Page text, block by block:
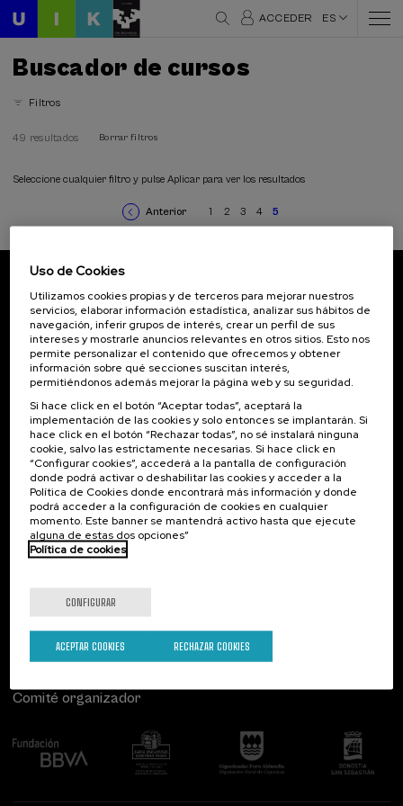
ACCEDER ES
Buscador de cursos
Filtros
Arquitectura y Urbanismo (2)
Derecho (8)
Economía y Empresa (6)
Educación (2)
Envejecimiento (2)
Filosofia (1)
Historia (8)
Igualdad (3)
Lingüística y Literatura (4)
Psicología (4)
Salud (11)
Sociedad (20)
Sostenibilidad (10)
Modalidad
Tipo de actividad
Actividad abierta (2)
Actividad gratuita (14)
Programas especiales
49 resultados Borrar filtros
Seleccione cualquier filtro y pulse Aplicar para ver los resultados
Paginación
Página
anterior
Anterior Page
1 Page
2 Page
3 Page
4
Página
actual
5
Suscríbete a nuestro boletín
Inscríbete para ser el primero/a en recibir las
novedades de UIK.
Suscribirse
Contacto
Palacio Miramar
Paseo de Miraconcha, 48
20007 Donostia / San Sebastián
Gipuzkoa, Spain
Contacta con nosotros
De interés...
Actividades anteriores
Síguenos
Comité organizador
Uso de Cookies
Utilizamos cookies propias y de terceros para mejorar nuestros
servicios, elaborar información estadística, analizar sus hábitos de
navegación, inferir grupos de interés, crear un perfil de sus
intereses y mostrarle anuncios relevantes en otros sitios. Esto nos
permite personalizar el contenido que ofrecemos y obtener
información sobre qué secciones suscitan interés,
permitiéndonos además mejorar la página web y su seguridad.
Si hace click en el botón “Aceptar todas”, aceptará la
implementación de las cookies y solo entonces se implantarán. Si
hace click en el botón “Rechazar todas”, no sé instalará ninguna
cookie, salvo las estrictamente necesarias. Si hace click en
“Configurar cookies”, accederá a la pantalla de configuración
donde podrá activar o deshabilitar las cookies y acceder a la
Política de Cookies donde encontrará más información y donde
podrá acceder a la configuración de cookies en cualquier
momento. Este banner se mantendrá activo hasta que ejecute
alguna de estas dos opciones”
Política de cookies
CONFIGURAR
RECHAZAR COOKIES
ACEPTAR COOKIES